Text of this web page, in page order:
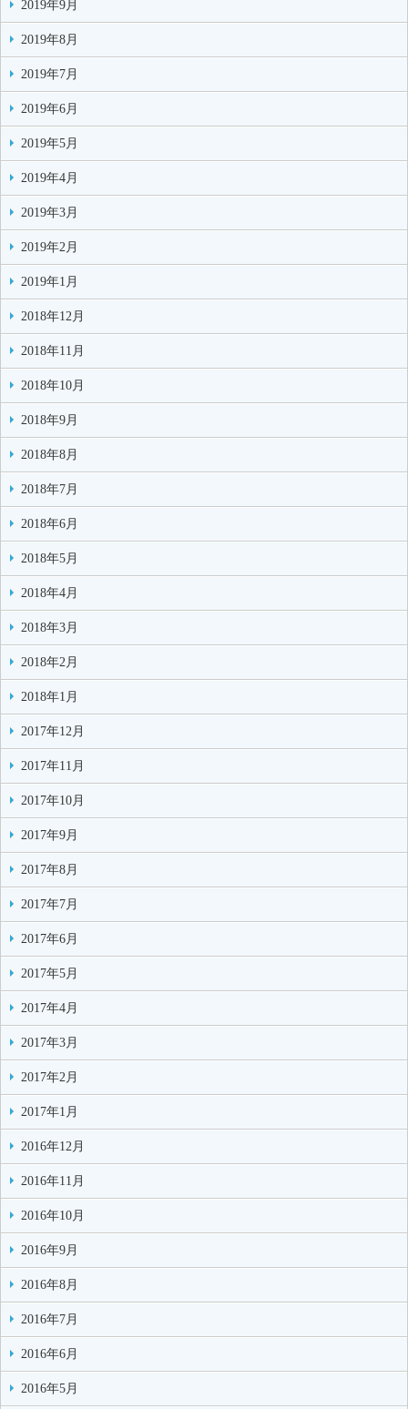
2019年9月
2019年8月
2019年7月
2019年6月
2019年5月
2019年4月
2019年3月
2019年2月
2019年1月
2018年12月
2018年11月
2018年10月
2018年9月
2018年8月
2018年7月
2018年6月
2018年5月
2018年4月
2018年3月
2018年2月
2018年1月
2017年12月
2017年11月
2017年10月
2017年9月
2017年8月
2017年7月
2017年6月
2017年5月
2017年4月
2017年3月
2017年2月
2017年1月
2016年12月
2016年11月
2016年10月
2016年9月
2016年8月
2016年7月
2016年6月
2016年5月